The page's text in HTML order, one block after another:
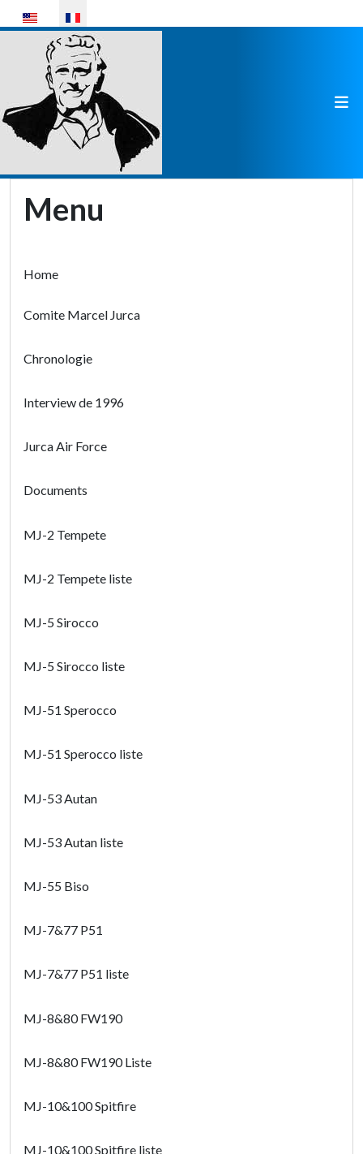
Sélectionnez votre langue
Menu
Home
Comite Marcel Jurca
Chronologie
Interview de 1996
Jurca Air Force
Documents
MJ-2 Tempete
MJ-2 Tempete liste
MJ-5 Sirocco
MJ-5 Sirocco liste
MJ-51 Sperocco
MJ-51 Sperocco liste
MJ-53 Autan
MJ-53 Autan liste
MJ-55 Biso
MJ-7&77 P51
MJ-7&77 P51 liste
MJ-8&80 FW190
MJ-8&80 FW190 Liste
MJ-10&100 Spitfire
MJ-10&100 Spitfire liste